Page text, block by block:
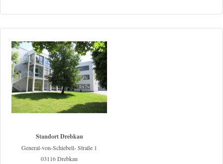
Standort Drebkau
General-von-Schiebell- Straße 1
03116 Drebkau